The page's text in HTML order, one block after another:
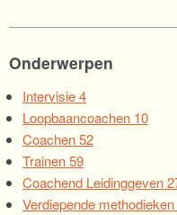
Onderwerpen
Intervisie4
Loopbaancoachen 10
Coachen52
Trainen59
Coachend Leidinggeven
Verdiepende methodieken